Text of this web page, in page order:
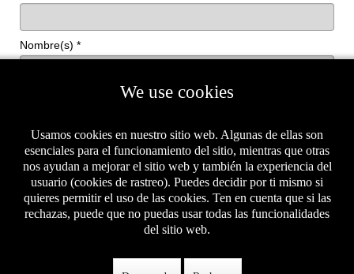
Nombre(s) *
We use cookies
Usamos cookies en nuestro sitio web. Algunas de ellas son
esenciales para el funcionamiento del sitio, mientras que otras
nos ayudan a mejorar el sitio web y también la experiencia del
usuario (cookies de rastreo). Puedes decidir por ti mismo si
quieres permitir el uso de las cookies. Ten en cuenta que si las
rechazas, puede que no puedas usar todas las funcionalidades
del sitio web.